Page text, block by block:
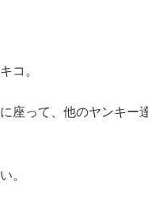
コ。
座って、他のヤンキー
。